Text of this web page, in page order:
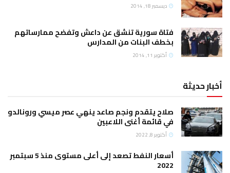
ديسمبر 18, 2014
فتاة سورية تنشق عن داعش وتفضح ممارساتهم
بخطف البنات من المدارس
أكتوبر 11, 2014
أخبار حديثة
صلاح يتقدم ونجم صاعد ينهي عصر ميسي ورونالدو
في قائمة أغنى اللاعبين
أكتوبر 8, 2022
أسعار النفط تصعد إلى أعلى مستوى منذ 5 سبتمبر
2022